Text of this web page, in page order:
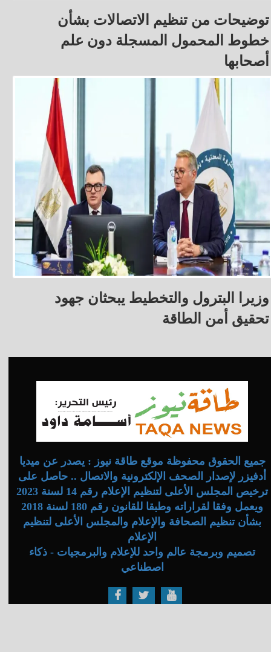
توضيحات من تنظيم الاتصالات بشأن
خطوط المحمول المسجلة دون علم
أصحابها
وزيرا البترول والتخطيط يبحثان جهود
تحقيق أمن الطاقة
جميع الحقوق محفوظة موقع طاقة نيوز : يصدر عن ميديا
أدفيزر لإصدار الصحف الإلكترونية والاتصال .. حاصل على
ترخيص المجلس الأعلى لتنظيم الإعلام رقم 14 لسنة 2023
ويعمل وفقا لقراراته وطبقا للقانون رقم 180 لسنة 2018
بشأن تنظيم الصحافة والإعلام والمجلس الأعلى لتنظيم
الإعلام
تصميم وبرمجة عالم واحد للإعلام والبرمجيات - ذكاء
اصطناعي